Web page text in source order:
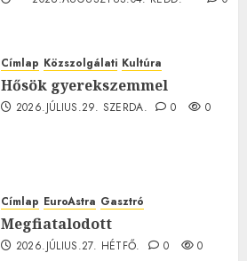
Címlap Közszolgálati Kultúra
Hősök gyerekszemmel
2026.JÚLIUS.29. SZERDA. 0 0
Címlap EuroAstra Gasztró
Megfiatalodott
2026.JÚLIUS.27. HÉTFŐ. 0 0